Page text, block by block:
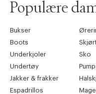
Populære
Bukser
Boots
Underkjoler
Sko
Undertøy
Jakker & frakker
Espadrillos